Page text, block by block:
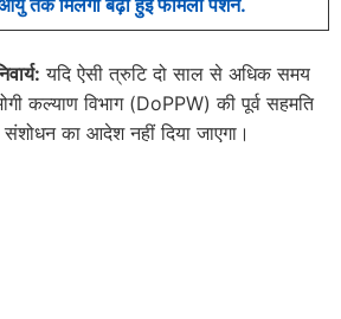
यदि ऐसी त्रुटि दो साल से अधिक समय
कल्याण विभाग (DoPPW) की पूर्व सहमति
संशोधन का आदेश नहीं दिया जाएगा।